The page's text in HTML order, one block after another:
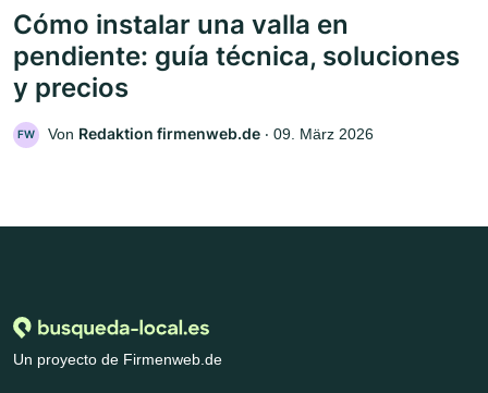
Cómo instalar una valla en
pendiente: guía técnica, soluciones
y precios
FW Von Redaktion firmenweb.de ‧ 09. März 2026
Un proyecto de Firmenweb.de